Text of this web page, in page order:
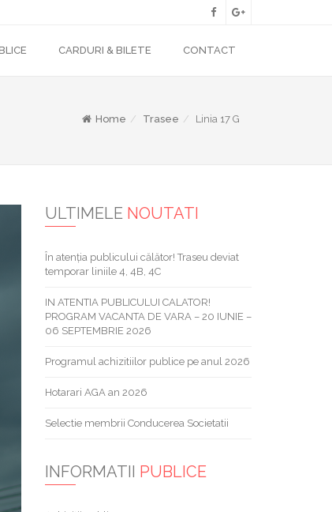
CARDURI & BILETE CONTACT
Home Trasee Linia 17 G
ULTIMELE NOUTATI
În atenția publicului călător! Traseu deviat
temporar liniile 4, 4B, 4C
IN ATENTIA PUBLICULUI CALATOR!
PROGRAM VACANTA DE VARA – 20 IUNIE –
06 SEPTEMBRIE 2026
Programul achizitiilor publice pe anul 2026
Hotarari AGA an 2026
Selectie membrii Conducerea Societatii
INFORMATII PUBLICE